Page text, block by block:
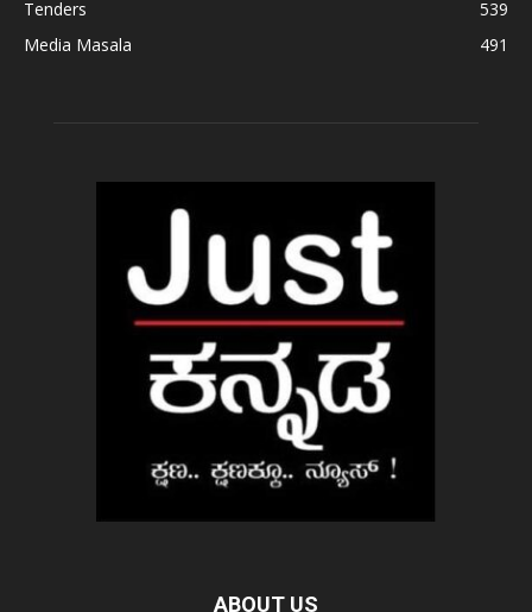
Tenders
539
Media Masala
491
ABOUT US